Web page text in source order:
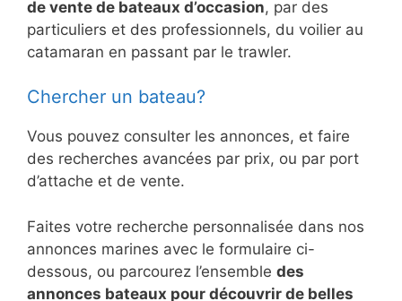
de vente de bateaux d’occasion, par des
particuliers et des professionnels, du voilier au
catamaran en passant par le trawler.
Chercher un bateau?
Vous pouvez consulter les annonces, et faire
des recherches avancées par prix, ou par port
d’attache et de vente.
Faites votre recherche personnalisée dans nos
annonces marines avec le formulaire ci-
dessous, ou parcourez l’ensemble des
annonces bateaux pour découvrir de belles